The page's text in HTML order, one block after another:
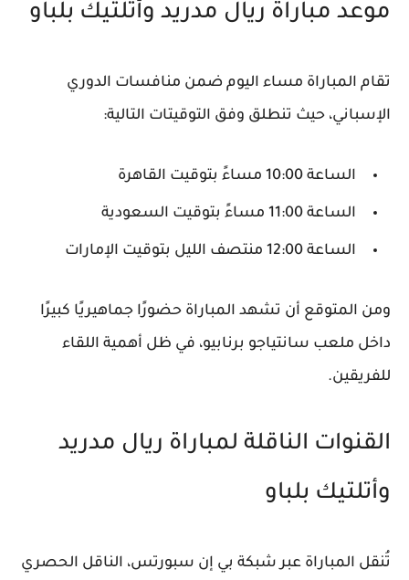
موعد مباراة ريال مدريد وأتلتيك بلباو
تقام المباراة مساء اليوم ضمن منافسات الدوري
الإسباني، حيث تنطلق وفق التوقيتات التالية:
الساعة 10:00 مساءً بتوقيت القاهرة
الساعة 11:00 مساءً بتوقيت السعودية
الساعة 12:00 منتصف الليل بتوقيت الإمارات
ومن المتوقع أن تشهد المباراة حضورًا جماهيريًا كبيرًا
داخل ملعب سانتياجو برنابيو، في ظل أهمية اللقاء
للفريقين.
القنوات الناقلة لمباراة ريال مدريد
وأتلتيك بلباو
تُنقل المباراة عبر شبكة بي إن سبورتس، الناقل الحصري